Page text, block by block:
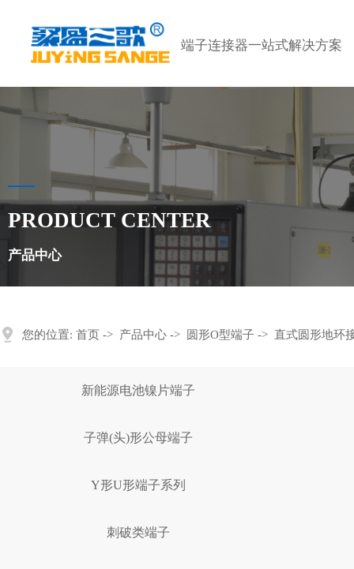
端子连接器一站式解决方案
PRODUCT CENTER
产品中心
您的位置: 首页 -> 产品中心 -> 圆形O型端子 -> 直式圆形地环
新能源电池镍片端子
子弹(头)形公母端子
Y形U形端子系列
刺破类端子